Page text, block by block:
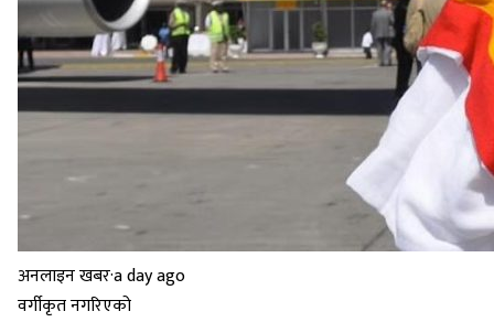
अनलाइन खबर·a day ago
वर्गीकृत नगरिएको